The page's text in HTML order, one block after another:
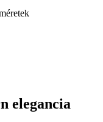
elegancia